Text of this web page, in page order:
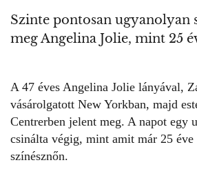
Szinte pontosan ugyanolyan
meg Angelina Jolie, mint 25
A 47 éves Angelina Jolie lányával,
vásárolgatott New Yorkban, majd
Centrerben jelent meg. A napot egy
csinálta végig, mint amit már 25 éve
színésznőn.